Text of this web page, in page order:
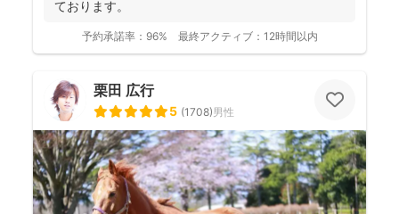
ております。
予約承諾率： 96% 最終アクティブ： 12時間以内
栗田 広行
5 (1708)男性